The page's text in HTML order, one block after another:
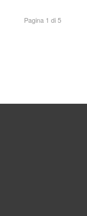
Pagina 1 di 5